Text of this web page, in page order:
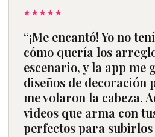
★★★★★
“¡Me encantó! Yo no
cómo quería los
escenario, y la app me
diseños de decoración
me volaron la cabeza.
videos que arma con
perfectos para subirlos